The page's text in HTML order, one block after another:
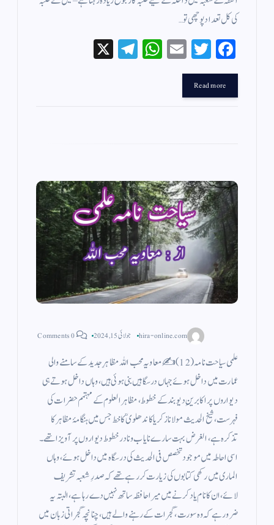
کی کل تعداد پوچھی تو…
Fa
ce
bo
ok
T
wi
r
E
W
Te
Read more
hira-online.com جولائی 15, 2024
علمی سیاحت نامہ (12)✍️ معاویہ محب اللہ مظاہرِ جدید کے سامنے والی
عمارت میں داخل ہوئے جہاں درسگاہیں بنی ہوئی ہیں، وہاں داخل ہوتے ہی
دیواروں پر اکابرینِ دیوبند کے خطوط، مظاہر العلوم کے مہتمم حضرات کی
فہرست، شیخ الحدیث مولانا زکریا کاندھلوی ؒ کا خط جس میں ہنگامۂ مظاہر کا
تذکرہ ہے، الغرض بہت سارے نایاب ونادر خطوط دیواروں پر آویزا تھے۔
اسی احاطہ میں موجود تخصص فی الحدیث کی درسگاہ میں داخل ہوئے، وہاں
الماری میں رکھی کتابوں کی زیارت کر رہے تھے کہ صدرِ شعبہ تشریف
لائے، ان کا نام یاد کرنے میں میرا حافظہ ساتھ نہیں دے رہا ہے، البتہ یہ
ضرور ہے کہ وہ سورت ،گجرات کے رہنے والے ہیں، چنانچہ گجراتی زبان میں